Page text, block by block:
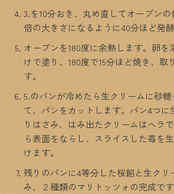
3.を10分おき、丸め直してオーブン
倍の大きさになるように40分ほど発酵
オーブンを180度に余熱します。卵を
けで塗り、180度で15分ほど焼き、取
す。
5.のパンが冷めたら生クリームに砂
て、パンをカットします。パン4つに
りはさみ、はみ出たクリームはヘラ
ら表面をならし、スライスした苺を
けます。
残りのパンに4等分した桜餡と生クリ
み、２種類のマリトッツォの完成です